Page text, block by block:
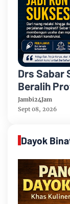
Drs Sabar
Beralih
Jambi24Jam
Sept 08, 2026
Dayok